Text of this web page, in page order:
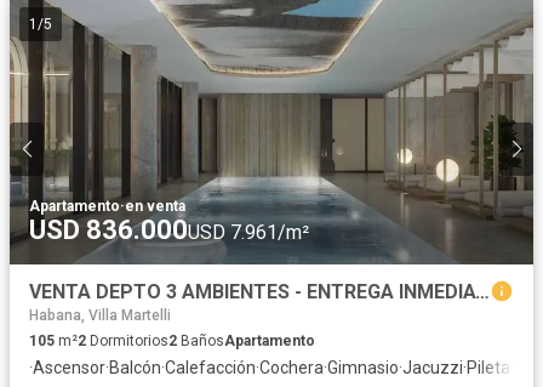
1 /5
Apartamento·en venta
USD 836.000USD 7.961/m²
VENTA DEPTO 3 AMBIENTES - ENTREGA INMEDIATA - BELGRANO
Habana, Villa Martelli
105 m²2 Dormitorios2 BañosApartamento
·Ascensor·Balcón·Calefacción·Cochera·Gimnasio·Jacuzzi·Pileta